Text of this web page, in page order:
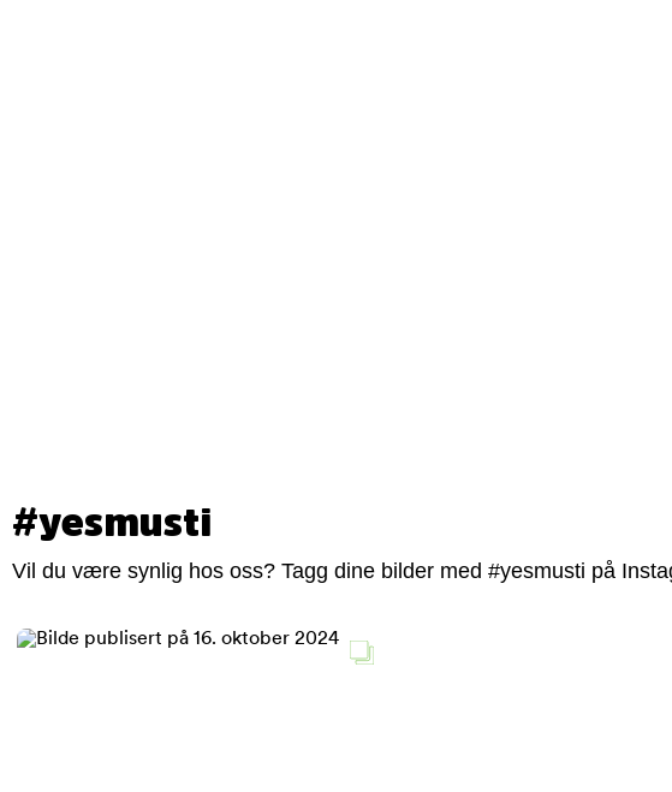
#yesmusti
Vil du være synlig hos oss? Tagg dine bilder med #yesmusti på